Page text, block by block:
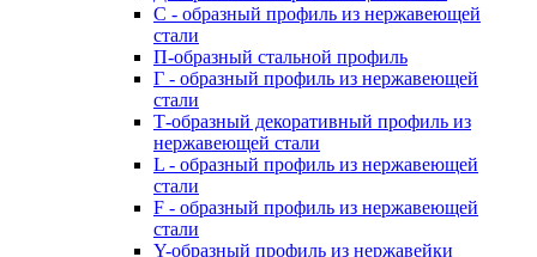
С - образный профиль из нержавеющей
стали
П-образный стальной профиль
Г - образный профиль из нержавеющей
стали
Т-образный декоративный профиль из
нержавеющей стали
L - образный профиль из нержавеющей
стали
F - образный профиль из нержавеющей
стали
Y-образный профиль из нержавейки